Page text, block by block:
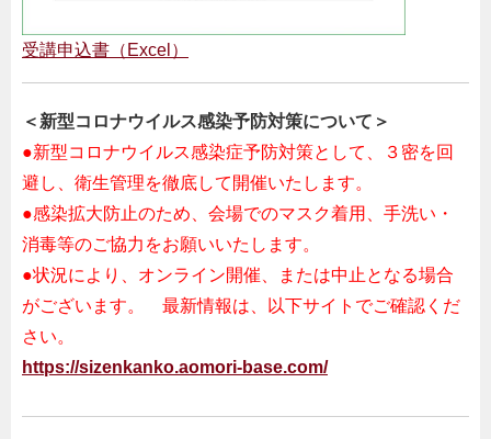
受講申込書（Excel）
＜新型コロナウイルス感染予防対策について＞
●新型コロナウイルス感染症予防対策として、３密を回
避し、衛生管理を徹底して開催いたします。
●感染拡大防止のため、会場でのマスク着用、手洗い・
消毒等のご協力をお願いいたします。
●状況により、オンライン開催、または中止となる場合
がございます。 最新情報は、以下サイトでご確認くだ
さい。
https://sizenkanko.aomori-base.com/